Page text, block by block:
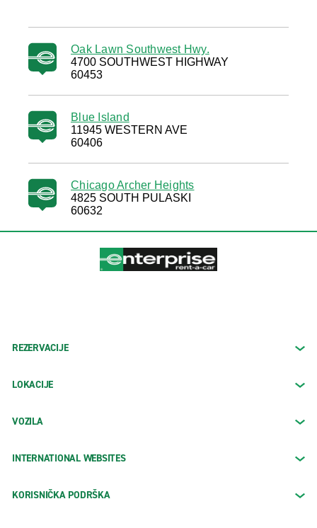
Oak Lawn Southwest Hwy.
4700 SOUTHWEST HIGHWAY
60453
Blue Island
11945 WESTERN AVE
60406
Chicago Archer Heights
4825 SOUTH PULASKI
60632
REZERVACIJE
LOKACIJE
VOZILA
INTERNATIONAL WEBSITES
KORISNIČKA PODRŠKA